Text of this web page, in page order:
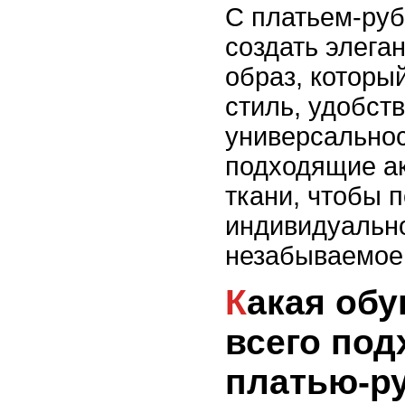
С платьем-
создать
образ,
стиль,
подходящие
ткани, чтобы
Какая обувь лучше
всего
платью-